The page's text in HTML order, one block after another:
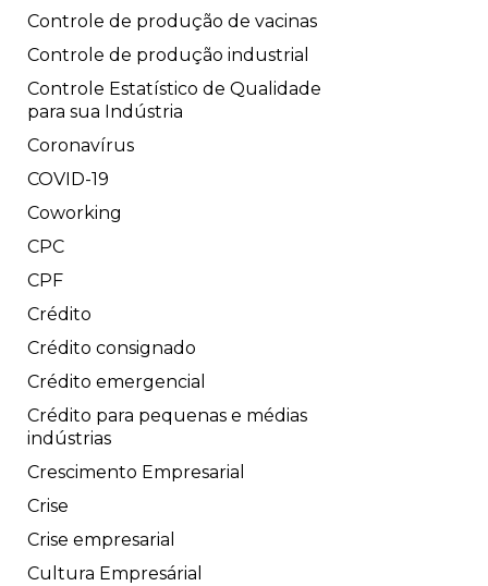
Controle de produção de vacinas
Controle de produção industrial
Controle Estatístico de Qualidade
para sua Indústria
Coronavírus
COVID-19
Coworking
CPC
CPF
Crédito
Crédito consignado
Crédito emergencial
Crédito para pequenas e médias
indústrias
Crescimento Empresarial
Crise
Crise empresarial
Cultura Empresárial